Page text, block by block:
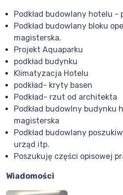
Podkład budowlany hotelu -
Podkład budowlany bloku
magisterska.
Projekt Aquaparku
podkład budynku
Klimatyzacja Hotelu
podkład- kryty basen
Podkład- rzut od architekta
Podkład budowlny budynku
magisterska
Podkład budowlany
urząd itp.
Poszukuję części opisowej
Wiadomości